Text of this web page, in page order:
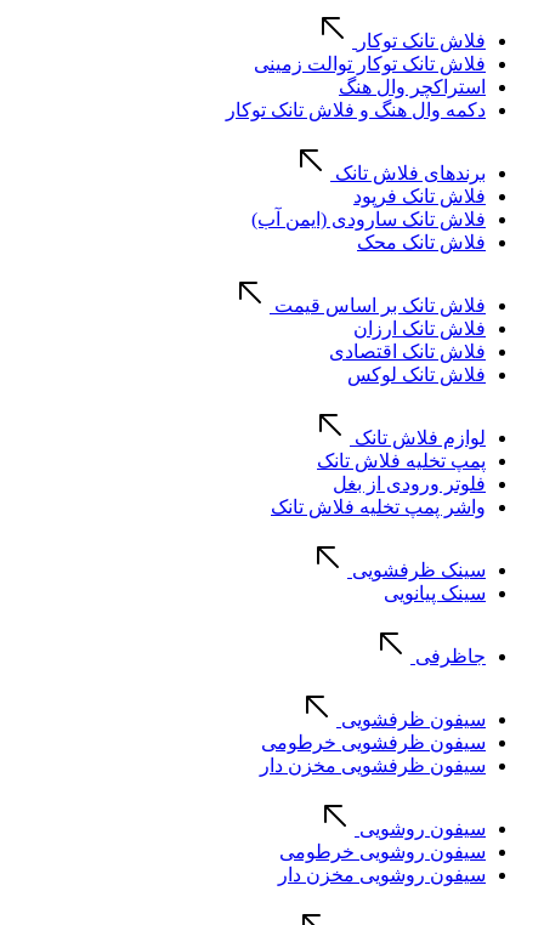
فلاش تانک توکار
فلاش تانک توکار توالت زمینی
استراکچر وال هنگ
دکمه وال هنگ و فلاش تانک توکار
برندهای فلاش تانک
فلاش تانک فرپود
فلاش تانک سارودی (ایمن آب)
فلاش تانک محک
فلاش تانک بر اساس قیمت
فلاش تانک ارزان
فلاش تانک اقتصادی
فلاش تانک لوکس
لوازم فلاش تانک
پمپ تخلیه فلاش تانک
فلوتر ورودی از بغل
واشر پمپ تخلیه فلاش تانک
سینک ظرفشویی
سینک پیانویی
جاظرفی
سیفون ظرفشویی
سیفون ظرفشویی خرطومی
سیفون ظرفشویی مخزن دار
سیفون روشویی
سیفون روشویی خرطومی
سیفون روشویی مخزن دار